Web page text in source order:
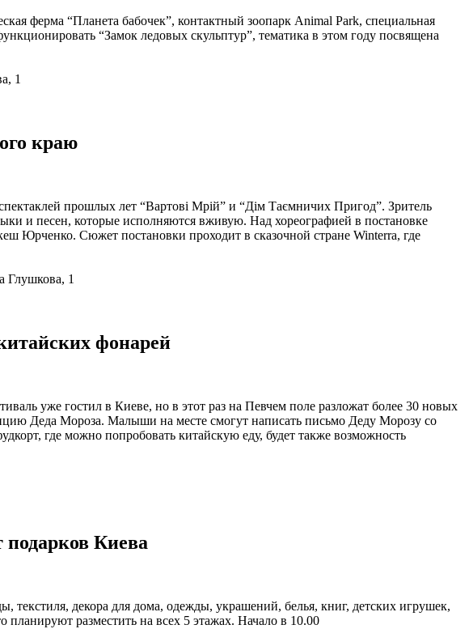
ферма “Планета бабочек”, контактный зоопарк Animal Park, специальная
“Замок ледовых скульптур”, тематика в этом году посвящена
1
краю
прошлых лет “Вартові Мрій” и “Дім Таємничих Пригод”. Зритель
и песен, которые исполняются вживую. Над хореографией в постановке
Юрченко. Сюжет постановки проходит в сказочной стране Winterra, где
Глушкова, 1
фонарей
уже гостил в Киеве, но в этот раз на Певчем поле разложат более 30 новых
Деда Мороза. Малыши на месте смогут написать письмо Деду Морозу со
где можно попробовать китайскую еду, будет также возможность
Киева
текстиля, декора для дома, одежды, украшений, белья, книг, детских игрушек,
разместить на всех 5 этажах. Начало в 10.00